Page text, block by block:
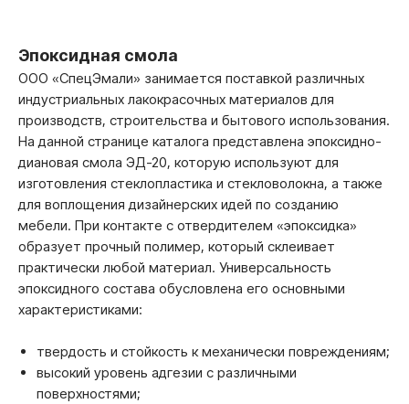
Эпоксидная смола
ООО «СпецЭмали» занимается поставкой различных
индустриальных лакокрасочных материалов для
производств, строительства и бытового использования.
На данной странице каталога представлена эпоксидно-
диановая смола ЭД-20, которую используют для
изготовления стеклопластика и стекловолокна, а также
для воплощения дизайнерских идей по созданию
мебели. При контакте с отвердителем «эпоксидка»
образует прочный полимер, который склеивает
практически любой материал. Универсальность
эпоксидного состава обусловлена его основными
характеристиками:
твердость и стойкость к механически повреждениям;
высокий уровень адгезии с различными
поверхностями;